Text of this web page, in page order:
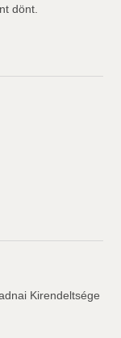
dönt.
Kirendeltsége